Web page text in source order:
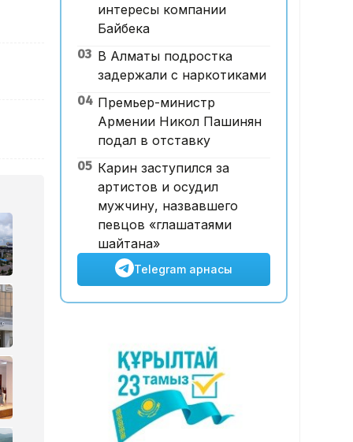
бойынша ескі үйлерге
қойылатын талаптарды
жеңілдетті
12:28, 06 Тамыз 2026
​FIDE үшін бәсеке: Турловтың
жеңісі Қазақстанның беделін
арттыра ма?
интересы компании
Байбека
03 В Алматы подростка
задержали с наркотиками
04 Премьер-министр
Армении Никол Пашинян
подал в отставку
05 Карин заступился за
артистов и осудил
мужчину, назвавшего
певцов «глашатаями
шайтана»
Telegram арнасы